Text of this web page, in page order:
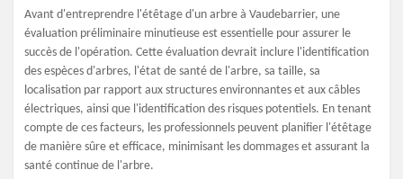
Avant d'entreprendre l'étêtage d'un arbre à Vaudebarrier, une
évaluation préliminaire minutieuse est essentielle pour assurer le
succès de l'opération. Cette évaluation devrait inclure l'identification
des espèces d'arbres, l'état de santé de l'arbre, sa taille, sa
localisation par rapport aux structures environnantes et aux câbles
électriques, ainsi que l'identification des risques potentiels. En tenant
compte de ces facteurs, les professionnels peuvent planifier l'étêtage
de manière sûre et efficace, minimisant les dommages et assurant la
santé continue de l'arbre.